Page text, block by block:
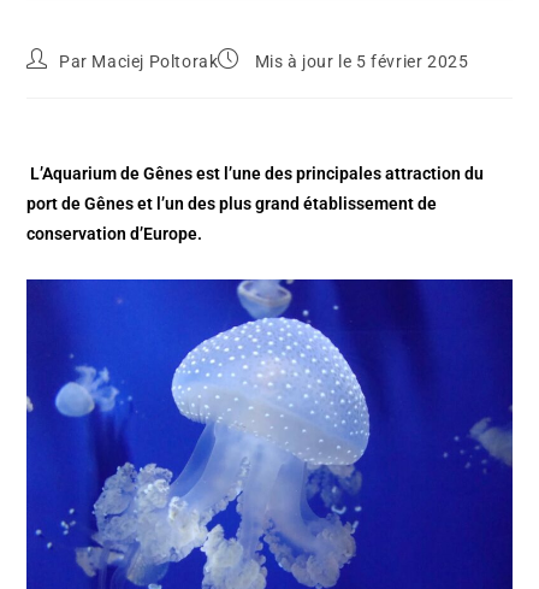
Par Maciej Poltorak Mis à jour le 5 février 2025
L’Aquarium de Gênes est l’une des principales attraction du
port de Gênes et l’un des plus grand établissement de
conservation d’Europe.